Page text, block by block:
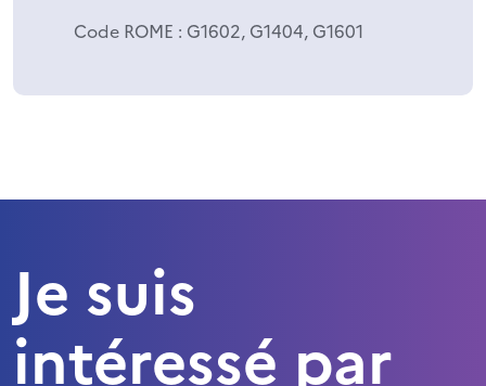
Code ROME : G1602, G1404, G1601
Je suis
intéressé par